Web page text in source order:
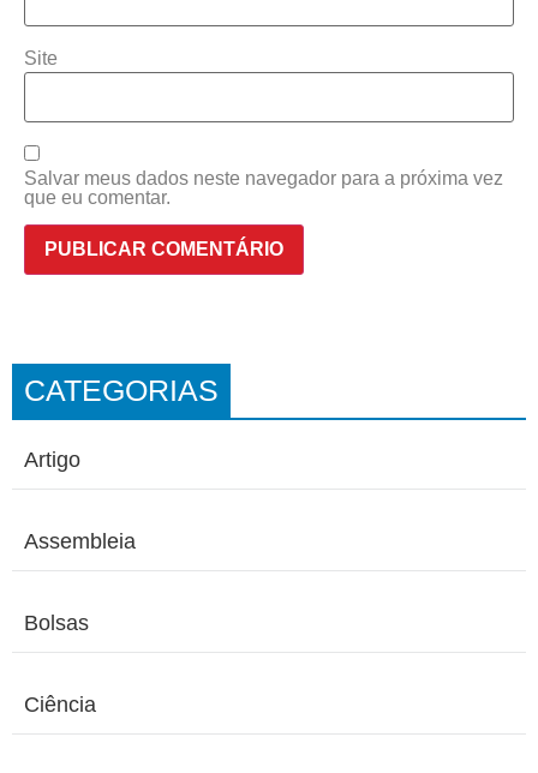
Site
Salvar meus dados neste navegador para a próxima vez
que eu comentar.
CATEGORIAS
Artigo
Assembleia
Bolsas
Ciência